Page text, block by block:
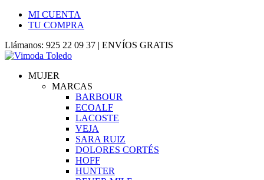
MI CUENTA
TU COMPRA
Llámanos: 925 22 09 37 | ENVÍOS GRATIS
MUJER
MARCAS
BARBOUR
ECOALF
LACOSTE
VEJA
SARA RUIZ
DOLORES CORTÉS
HOFF
HUNTER